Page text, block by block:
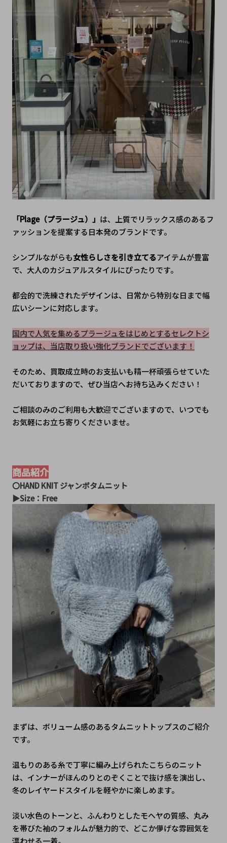
「Plage（プラージュ）」 は、上質でリラックス感のあるフ
ァッションを提案する日本発のブランドです。
シンプルながらも女性らしさを引き立てるアイテムが豊富
で、大人のカジュアルスタイルにぴったりです。
都会的で洗練されたデザインは、日常から特別な日まで幅
広いシーンに対応します。
国内で人気を集めるプラージュをはじめとするセレクトシ
ョップは、当店取り扱い強化ブランドでございます！
そのため、買取成立時のお支払いも精一杯頑張らせていた
だいておりますので、ぜひ当店へお持ち込みください！
ご相談のみのご利用も大歓迎でございますので、いつでも
お気軽にお立ち寄りくださいませ。
商品紹介
〇HAND KNIT ジャンボタムニット
▶︎Size：Free
まずは、ボリューム感のあるタムニットトップスのご紹介
です。
温もりのある糸で丁寧に編み上げられたこちらのニット
は、インナーがほんのりとのぞくことで抜け感を演出し、
冬のレイヤードスタイルを軽やかに楽しめます。
淡い水色のトーンと、ふんわりとしたモヘヤの質感、丸み
を帯びた袖のフォルムが魅力的で、どこか儚げな雰囲気を
漂わせる一着。